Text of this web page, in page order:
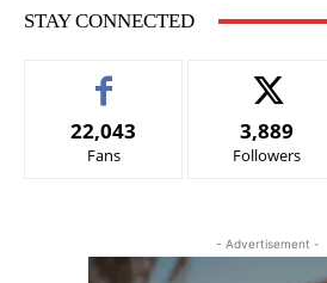
STAY CONNECTED
22,043
Fans
3,889
Followers
- Advertisement -